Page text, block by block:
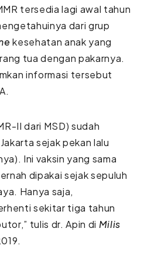
tersedia lagi awal tahun
dari grup
kesehatan anak yang
tua dengan pakarnya.
informasi tersebut
II dari MSD) sudah
sejak pekan lalu
Ini vaksin yang sama
dipakai sejak sepuluh
Hanya saja,
sekitar tiga tahun
tulis dr. Apin di Milis